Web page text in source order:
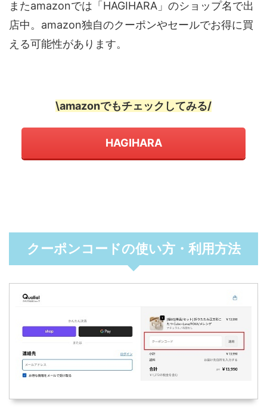
またamazonでは「HAGIHARA」のショップ名で出
店中。amazon独自のクーポンやセールでお得に買
える可能性があります。
\amazonでもチェックしてみる/
HAGIHARA
クーポンコードの使い方・利用方法